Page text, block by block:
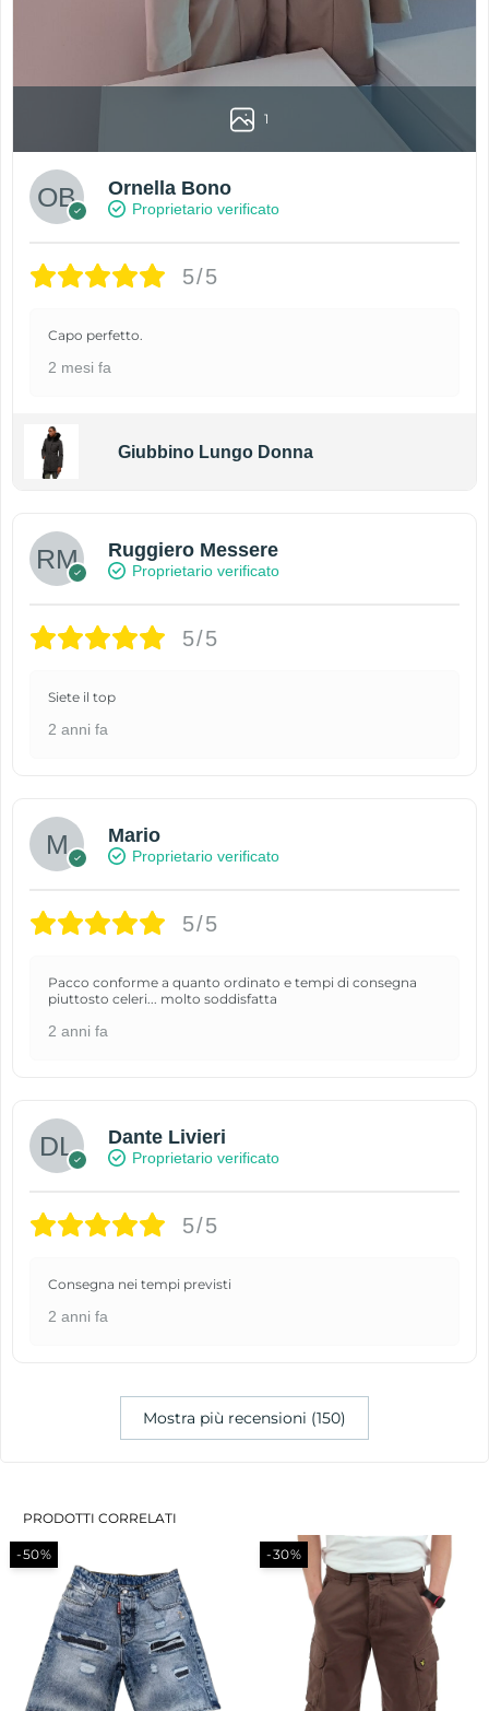
1
Ornella Bono
Proprietario verificato
5/5
Capo perfetto.
2 mesi fa
Giubbino Lungo Donna
Ruggiero Messere
Proprietario verificato
5/5
Siete il top
2 anni fa
Mario
Proprietario verificato
5/5
Pacco conforme a quanto ordinato e tempi di consegna
piuttosto celeri... molto soddisfatta
2 anni fa
Dante Livieri
Proprietario verificato
5/5
Consegna nei tempi previsti
2 anni fa
Mostra più recensioni (150)
PRODOTTI CORRELATI
-50% -30%